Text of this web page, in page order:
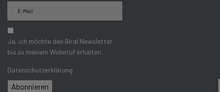
Ja, ich möchte den Biral Newsletter
bis zu meinem Widerruf erhalten.
Datenschutzerklärung
Abonnieren